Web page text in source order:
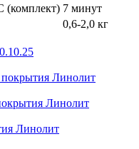
(комплект) 7 минут
0,6-2,0 кг
Линолит
Линолит
Линолит